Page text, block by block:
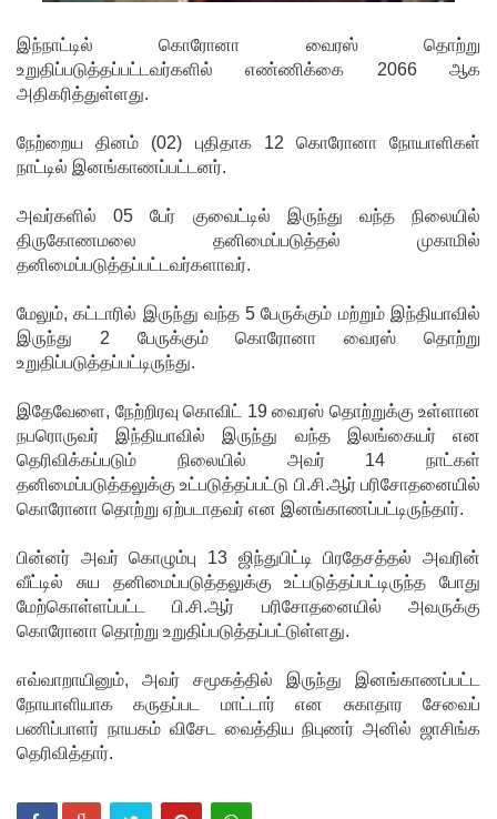
உருவாக்கு
வதே
த்தின்
இலக்கு
சீரற்ற
யால் 16
ஆயிரத்தி
அதிகமா
னோருக்கு
பாதிப்பு
மாகாணத்
தின் புதிய
பதவியேற்
பு!
இந்நாட்டில் கொரோனா வைரஸ் தொற்று
உறுதிப்படுத்தப்பட்டவர்களில் எண்ணிக்கை 2066 ஆக
அதிகரித்துள்ளது.
நேற்றைய தினம் (02) புதிதாக 12 கொரோனா நோயாளிகள்
நாட்டில் இனங்காணப்பட்டனர்.
அவர்களில் 05 பேர் குவைட்டில் இருந்து வந்த நிலையில்
திருகோணமலை தனிமைப்படுத்தல் முகாமில்
தனிமைப்படுத்தப்பட்டவர்களாவர்.
மேலும், கட்டாரில் இருந்து வந்த 5 பேருக்கும் மற்றும் இந்தியாவில்
இருந்து 2 பேருக்கும் கொரோனா வைரஸ் தொற்று
உறுதிப்படுத்தப்பட்டிருந்து.
இதேவேளை, நேற்றிரவு கொவிட் 19 வைரஸ் தொற்றுக்கு உள்ளான
நபரொருவர் இந்தியாவில் இருந்து வந்த இலங்கையர் என
தெரிவிக்கப்படும் நிலையில் அவர் 14 நாட்கள்
தனிமைப்படுத்தலுக்கு உட்படுத்தப்பட்டு பி.சி.ஆர் பரிசோதனையில்
கொரோனா தொற்று ஏற்படாதவர் என இனங்காணப்பட்டிருந்தார்.
பின்னர் அவர் கொழும்பு 13 ஜிந்துபிட்டி பிரதேசத்தல் அவரின்
வீட்டில் சுய தனிமைப்படுத்தலுக்கு உட்படுத்தப்பட்டிருந்த போது
மேற்கொள்ளப்பட்ட பி.சி.ஆர் பரிசோதனையில் அவருக்கு
கொரோனா தொற்று உறுதிப்படுத்தப்பட்டுள்ளது.
எவ்வாறாயினும், அவர் சமூகத்தில் இருந்து இனங்காணப்பட்ட
நோயாளியாக கருதப்பட மாட்டார் என சுகாதார சேவைப்
பணிப்பாளர் நாயகம் விசேட வைத்திய நிபுணர் அனில் ஜாசிங்க
தெரிவித்தார்.